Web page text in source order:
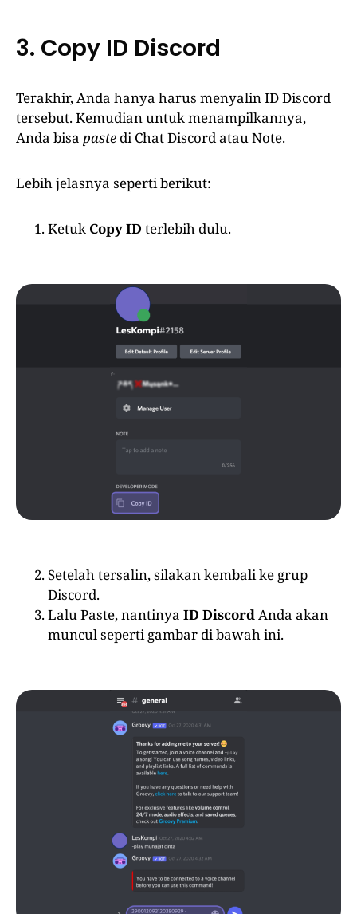
3. Copy ID Discord
Terakhir, Anda hanya harus menyalin ID Discord
tersebut. Kemudian untuk menampilkannya,
Anda bisa paste di Chat Discord atau Note.
Lebih jelasnya seperti berikut:
Ketuk Copy ID terlebih dulu.
Setelah tersalin, silakan kembali ke grup
Discord.
Lalu Paste, nantinya ID DiscordAnda akan
muncul seperti gambar di bawah ini.